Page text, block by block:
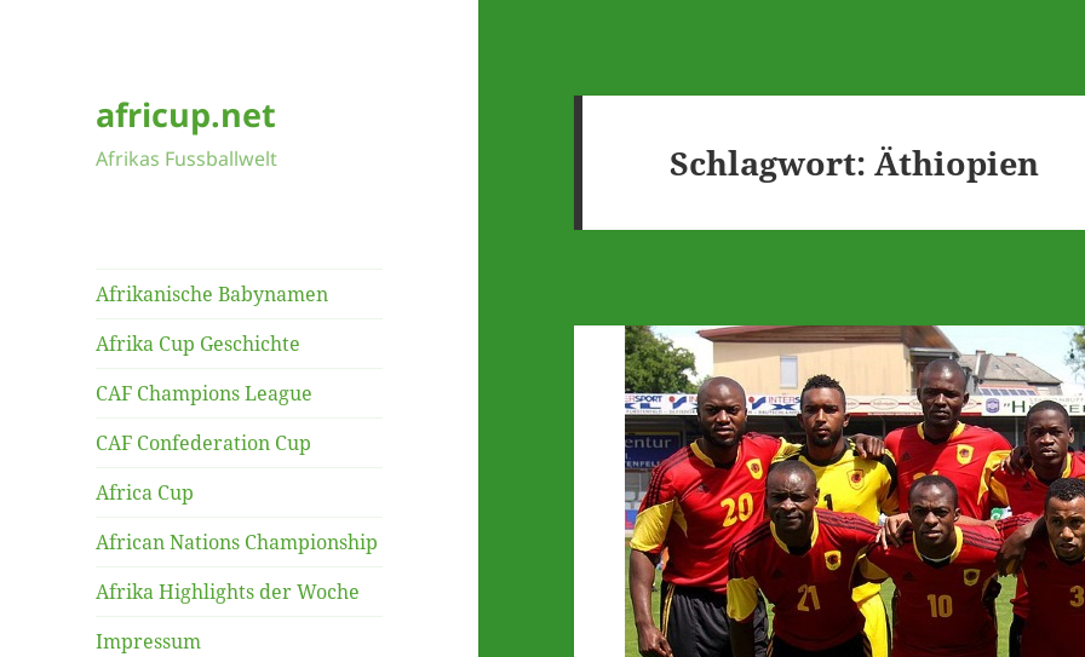
africup.net
Afrikas Fussballwelt
Afrikanische Babynamen
Afrika Cup Geschichte
CAF Champions League
CAF Confederation Cup
Africa Cup
African Nations Championship
Afrika Highlights der Woche
Impressum
Schlagwort:Äthiopien